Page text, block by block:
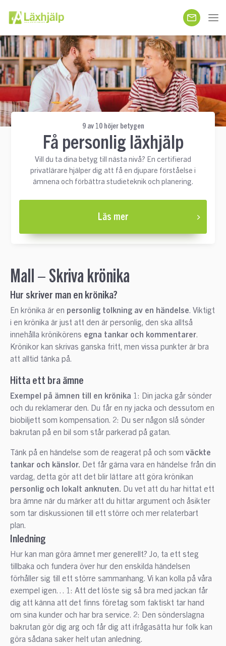
9 av 10 höjer betygen
Få personlig läxhjälp
Vill du ta dina betyg till nästa nivå? En certifierad
privatlärare hjälper dig att få en djupare förståelse i
ämnena och förbättra studieteknik och planering.
Läs mer
Mall – Skriva krönika
Hur skriver man en krönika?
En krönika är en personlig tolkning av en händelse. Viktigt
i en krönika är just att den är personlig, den ska alltså
innehålla krönikörens egna tankar och kommentarer.
Krönikor kan skrivas ganska fritt, men vissa punkter är bra
att alltid tänka på.
Hitta ett bra ämne
Exempel på ämnen till en krönika 1: Din jacka går sönder
och du reklamerar den. Du får en ny jacka och dessutom en
biobiljett som kompensation. 2: Du ser någon slå sönder
bakrutan på en bil som står parkerad på gatan.
Tänk på en händelse som de reagerat på och som väckte
tankar och känslor. Det får gärna vara en händelse från din
vardag, detta gör att det blir lättare att göra krönikan
personlig och lokalt anknuten. Du vet att du har hittat ett
bra ämne när du märker att du hittar argument och åsikter
som tar diskussionen till ett större och mer relaterbart
plan.
Inledning
Hur kan man göra ämnet mer generellt? Jo, ta ett steg
tillbaka och fundera över hur den enskilda händelsen
förhåller sig till ett större sammanhang. Vi kan kolla på våra
exempel igen… 1: Att det löste sig så bra med jackan får
dig att känna att det finns företag som faktiskt tar hand
om sina kunder och har bra service. 2: Den sönderslagna
bakrutan gör dig arg och får dig att ifrågasätta hur folk kan
göra sådana saker helt utan anledning.